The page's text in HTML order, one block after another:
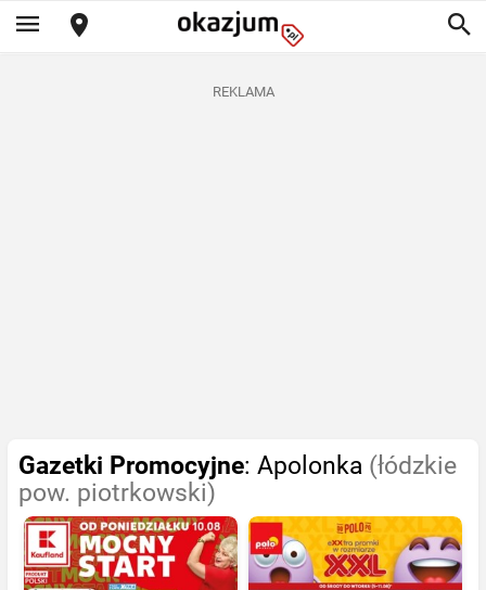
REKLAMA
Gazetki Promocyjne: Apolonka (łódzkie
pow. piotrkowski)